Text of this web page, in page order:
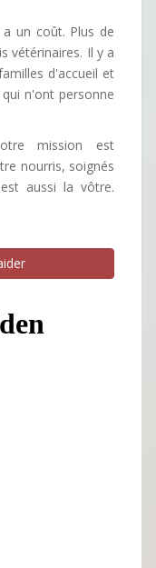
un coût. Plus de
vétérinaires. Il y a
d'accueil et
n'ont personne
mission est
nourris, soignés
aussi la vôtre.